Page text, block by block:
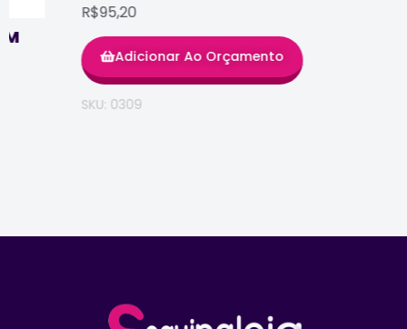
R$95,20
Adicionar Ao Orçamento
SKU: 0309